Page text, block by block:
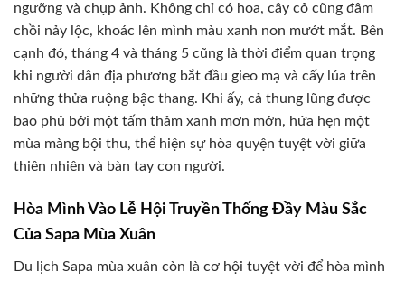
ngưỡng và chụp ảnh. Không chỉ có hoa, cây cỏ cũng đâm
chồi nảy lộc, khoác lên mình màu xanh non mướt mắt. Bên
cạnh đó, tháng 4 và tháng 5 cũng là thời điểm quan trọng
khi người dân địa phương bắt đầu gieo mạ và cấy lúa trên
những thửa ruộng bậc thang. Khi ấy, cả thung lũng được
bao phủ bởi một tấm thảm xanh mơn mởn, hứa hẹn một
mùa màng bội thu, thể hiện sự hòa quyện tuyệt vời giữa
thiên nhiên và bàn tay con người.
Hòa Mình Vào Lễ Hội Truyền Thống Đầy Màu Sắc
Của Sapa Mùa Xuân
Du lịch Sapa mùa xuân còn là cơ hội tuyệt vời để hòa mình